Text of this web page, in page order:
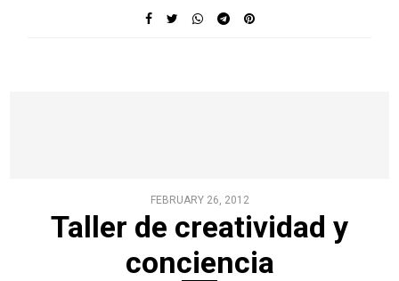
FEBRUARY 26, 2012
Taller de creatividad y
conciencia